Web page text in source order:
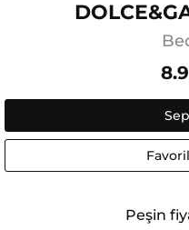
Peşin